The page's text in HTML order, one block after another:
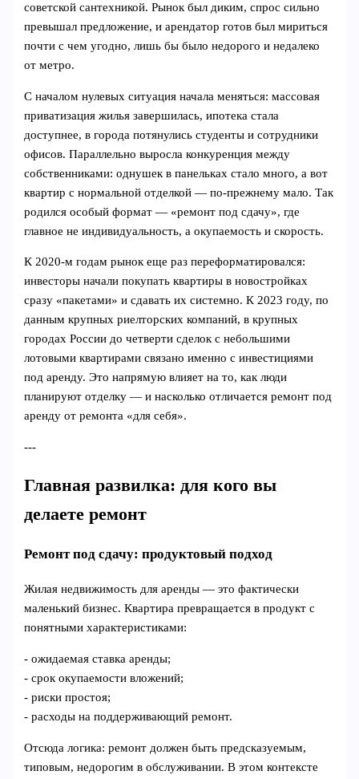
советской сантехникой. Рынок был диким, спрос сильно
превышал предложение, и арендатор готов был мириться
почти с чем угодно, лишь бы было недорого и недалеко
от метро.
С началом нулевых ситуация начала меняться: массовая
приватизация жилья завершилась, ипотека стала
доступнее, в города потянулись студенты и сотрудники
офисов. Параллельно выросла конкуренция между
собственниками: однушек в панельках стало много, а вот
квартир с нормальной отделкой — по‑прежнему мало. Так
родился особый формат — «ремонт под сдачу», где
главное не индивидуальность, а окупаемость и скорость.
К 2020‑м годам рынок еще раз переформатировался:
инвесторы начали покупать квартиры в новостройках
сразу «пакетами» и сдавать их системно. К 2023 году, по
данным крупных риелторских компаний, в крупных
городах России до четверти сделок с небольшими
лотовыми квартирами связано именно с инвестициями
под аренду. Это напрямую влияет на то, как люди
планируют отделку — и насколько отличается ремонт под
аренду от ремонта «для себя».
---
Главная развилка: для кого вы
делаете ремонт
Ремонт под сдачу: продуктовый подход
Жилая недвижимость для аренды — это фактически
маленький бизнес. Квартира превращается в продукт с
понятными характеристиками:
- ожидаемая ставка аренды;
- срок окупаемости вложений;
- риски простоя;
- расходы на поддерживающий ремонт.
Отсюда логика: ремонт должен быть предсказуемым,
типовым, недорогим в обслуживании. В этом контексте